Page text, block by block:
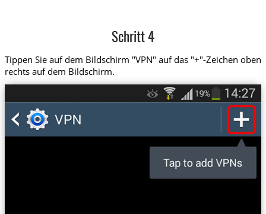
Schritt 4
Tippen Sie auf dem Bildschirm "VPN" auf das "+"-Zeichen oben
rechts auf dem Bildschirm.